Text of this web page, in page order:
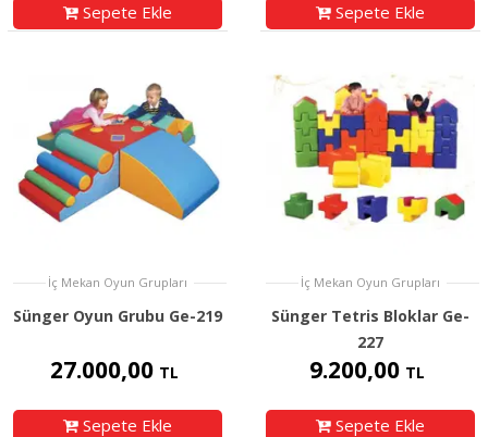
Sepete Ekle Sepete Ekle
İç Mekan Oyun Grupları
Sünger Oyun Grubu Ge-219
27.000,00 TL
Sepete Ekle
İç Mekan Oyun Grupları
Sünger Tetris Bloklar Ge-
227
9.200,00 TL
Sepete Ekle